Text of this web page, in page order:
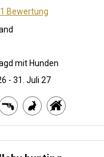
Bewertung
mit Hunden
- 31. Juli 27